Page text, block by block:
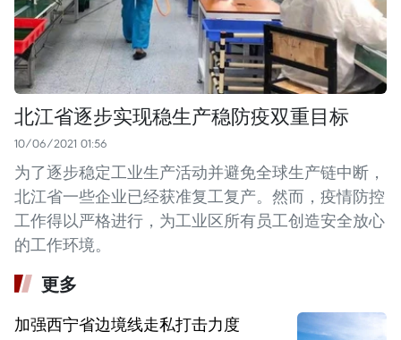
北江省逐步实现稳生产稳防疫双重目标
10/06/2021 01:56
为了逐步稳定工业生产活动并避免全球生产链中断，
北江省一些企业已经获准复工复产。然而，疫情防控
工作得以严格进行，为工业区所有员工创造安全放心
的工作环境。
更多
加强西宁省边境线走私打击力度